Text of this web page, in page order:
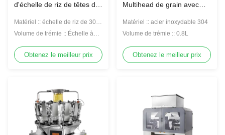
d'échelle de riz de têtes du
granules
Matériel :: échelle de riz de 304
grandes vitesses d'acier
Volume de trémie :: Échelle à
Obtenez le meilleur prix
Multihead de grain avec
d'automation d'écran tactile
Matériel :: acier inoxydable 304
Volume de trémie :: 0.8L
Obtenez le meilleur prix